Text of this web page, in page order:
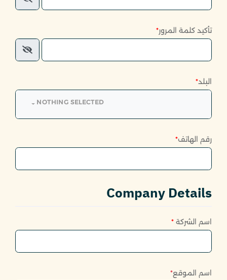
تأكيد كلمة المرور*
البلد*
NOTHING SELECTED
رقم الهاتف*
Company Details
اسم الشركة *
اسم الموقع*